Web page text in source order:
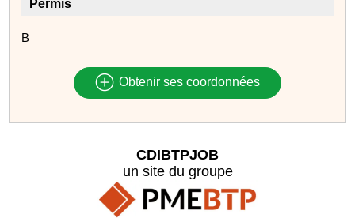
Permis
B
Obtenir ses coordonnées
CDIBTPJOB
un site du groupe